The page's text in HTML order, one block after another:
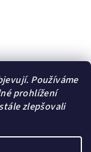
Používáme
prohlížení
zlepšovali